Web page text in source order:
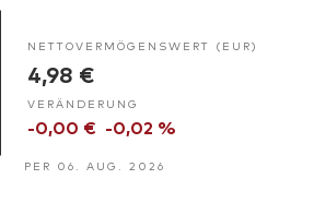
NETTOVERMÖGENSWERT (EUR)
4,98 €
VERÄNDERUNG
-0,00 € -0,02 %
PER 06. AUG. 2026